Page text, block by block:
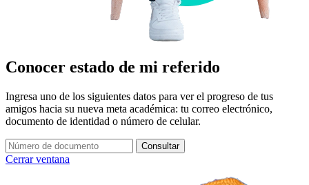
Conocer estado de mi referido
Ingresa uno de los siguientes datos para ver el progreso de tus
amigos hacia su nueva meta académica: tu correo electrónico,
documento de identidad o número de celular.
Consultar
Cerrar ventana